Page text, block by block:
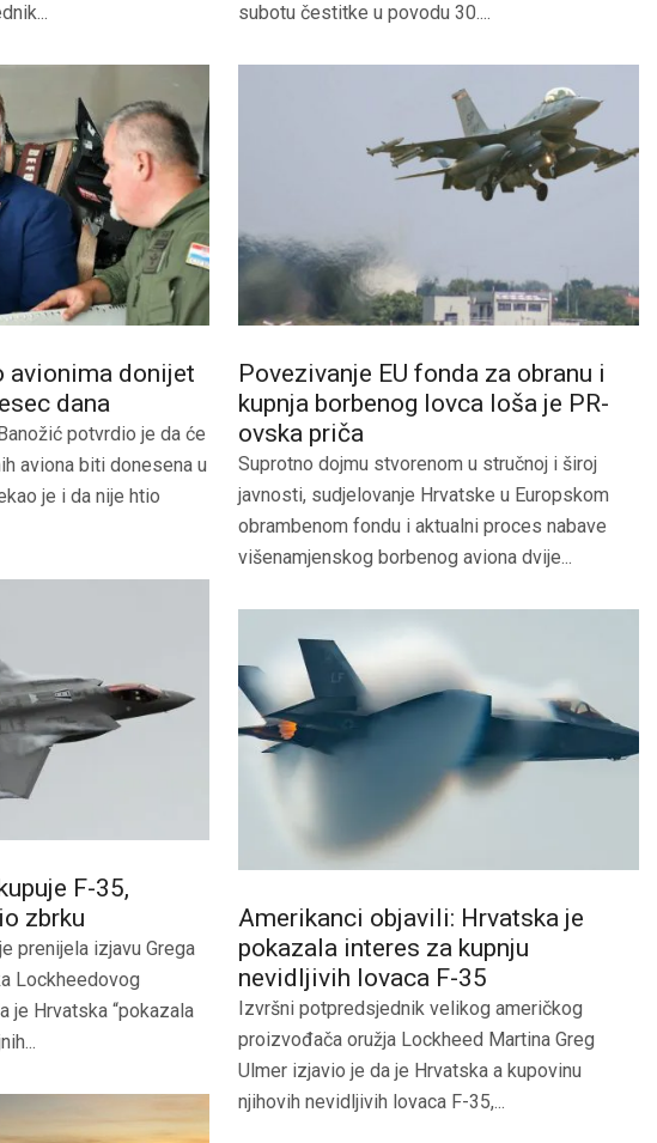
subotu čestitke u povodu 30....
avionima donijet
dana
potvrdio je da će
aviona biti donesena u
je i da nije htio
Povezivanje EU fonda za obranu i
kupnja borbenog lovca loša je PR-
ovska priča
Suprotno dojmu stvorenom u stručnoj i široj
javnosti, sudjelovanje Hrvatske u Europskom
obrambenom fondu i aktualni proces nabave
višenamjenskog borbenog aviona dvije...
F-35,
zbrku
prenijela izjavu Grega
Lockheedovog
je Hrvatska “pokazala
Amerikanci objavili: Hrvatska je
pokazala interes za kupnju
nevidljivih lovaca F-35
Izvršni potpredsjednik velikog američkog
proizvođača oružja Lockheed Martina Greg
Ulmer izjavio je da je Hrvatska a kupovinu
njihovih nevidljivih lovaca F-35,...